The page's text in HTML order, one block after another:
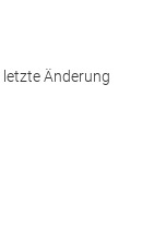
letzte Änderung